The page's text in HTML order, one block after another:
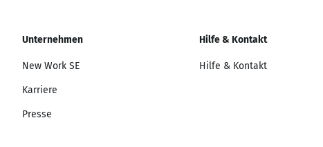
Unternehmen
New Work SE
Karriere
Presse
Hilfe & Kontakt
Hilfe & Kontakt